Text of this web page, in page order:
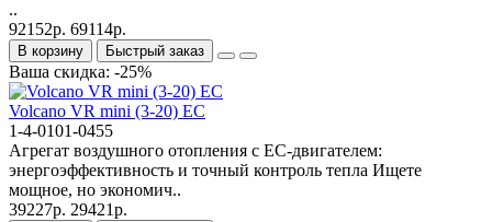
..
92152р. 69114р.
В корзину Быстрый заказ
Ваша скидка: -25%
Volcano VR mini (3-20) EC
1-4-0101-0455
Агрегат воздушного отопления с ЕС‑двигателем:
энергоэффективность и точный контроль тепла Ищете
мощное, но экономич..
39227р. 29421р.